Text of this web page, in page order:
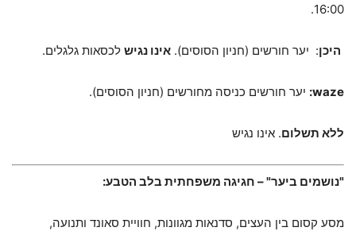
16:00.
היכן: יער חורשים (חניון הסוסים). אינו נגיש לכסאות גלגלים.
waze
: יער חורשים כניסה מחורשים (חניון הסוסים).
ללא תשלום. אינו נגיש
"נושמים ביער" – חגיגה משפחתית בלב הטבע:
מסע קסום בין העצים, סדנאות מגוונות, חוויית סאונד ותנועה,